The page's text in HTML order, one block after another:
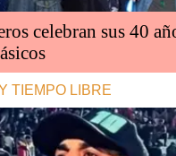
celebran sus 40
TIEMPO LIBRE